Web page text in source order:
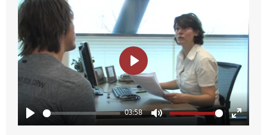
P
03:58
M
E
P
l
a
y